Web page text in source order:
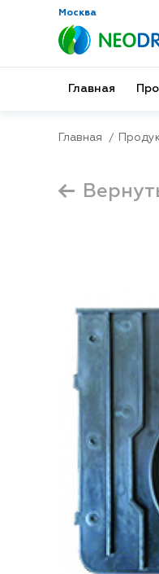
Москва
Главная
Главная